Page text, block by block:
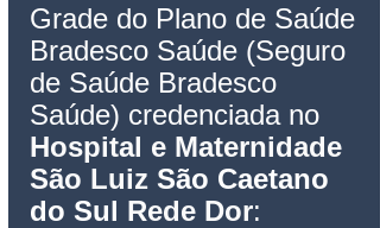
Grade do Plano de Saúde
Bradesco Saúde (Seguro
de Saúde Bradesco
Saúde) credenciada no
Hospital e Maternidade
São Luiz São Caetano
do Sul Rede Dor: